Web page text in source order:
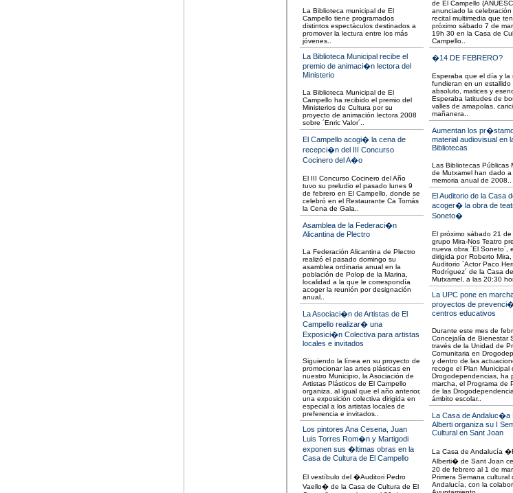
La Biblioteca municipal de El
Campello tiene programados
distintos espectáculos destinados a
promover la lectura entre los más
jóvenes..
La Biblioteca Municipal recibe el
premio de animaci�n lectora del
Ministerio
La Biblioteca Municipal de El
Campello ha recibido el premio del
Ministerios de Cultura por su
proyecto de animación lectora 2008
sobre ´Enric Valor´..
El Campello acogi� la cena de
recepci�n del III Concurso
Cocinero del A�o
El III Concurso Cocinero del Año
tuvo su preludio el pasado lunes 9
de febrero en El Campello, donde se
celebró en el Restaurante Ca Tomás
la Cena de Gala..
Asamblea de la Federaci�n
Alicantina de Plectro
La Federación Alicantina de Plectro
realizó el pasado domingo su
asamblea ordinaria anual en la
población de Polop de la Marina,
localidad a la que le correspondía
acoger la reunión por designación
anual..
La Asociaci�n de Artistas de El
Campello realizar� una
Exposici�n Colectiva para artistas
locales e invitados
Siguiendo la línea en su proyecto de
promocionar las artes plásticas en
nuestro Municipio, la Asociación de
Artistas Plásticos de El Campello
organiza, al igual que el año anterior,
una exposición colectiva dirigida en
especial a los artistas locales de
preferencia e invitados..
Los pintores Ana Cesena, Juan
Luis Torres Rom�n y Martigodi
exponen sus �ltimas obras en la
Casa de Cultura de El Campello
El vestíbulo del �Auditori Pedro
Vaello� de la Casa de Cultura de El
de El Campello
anunciado la celebración
recital multimedia que
próximo sábado 7 de
19h 30 en la Casa de
Campello..
�14 DE FEBRERO?
Esperaba que el día y la
fundieran en un estallido
absoluto, matices y
Esperaba latitudes de
valles de amapolas,
mañanera..
Aumentan los
material audiovisual en
Bibliotecas
Las Bibliotecas Públicas
de Mutxamel han dado a
memoria anual de 2008..
El Auditorio de la Casa
acoger� la obra de
Soneto�
El próximo sábado 21
grupo Mira-Nos Teatro
nueva obra ´El Soneto´,
dirigida por Roberto
Auditorio ´Actor Paco
Rodríguez´ de la Casa
Mutxamel, a las 20:30
La UPC pone en
proyectos de
centros educativos
Durante este mes de
Concejalía de Bienestar
través de la Unidad de
Comunitaria en
y dentro de las
recoge el Plan Municipal
Drogodependencias, ha
marcha, el Programa de
de las
ámbito escolar..
La Casa de Andaluc�a
Alberti organiza su I
Cultural en Sant Joan
La Casa de Andalucía
Alberti� de Sant Joan
20 de febrero al 1 de
Primera Semana cultural
Andalucía, con la